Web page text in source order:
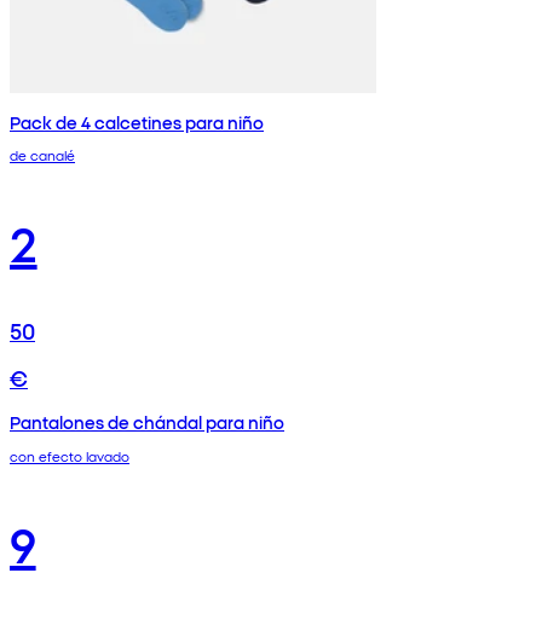
Pack de 4 calcetines para niño
de canalé
2
50
€
Pantalones de chándal para niño
con efecto lavado
9